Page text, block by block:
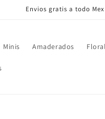
Envios gratis a todo
Minis Amaderados